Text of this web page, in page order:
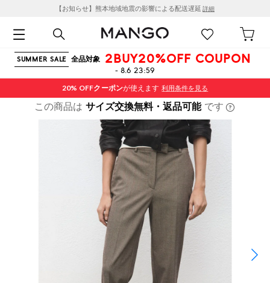
【お知らせ】熊本地域地震の影響による配送遅延 詳細
SUMMER SALE 全品対象 2BUY20%OFF COUPON
- 8.6 23:59
20% OFFクーポンが使えます 利用条件を見る
この商品は サイズ交換無料・返品可能 です